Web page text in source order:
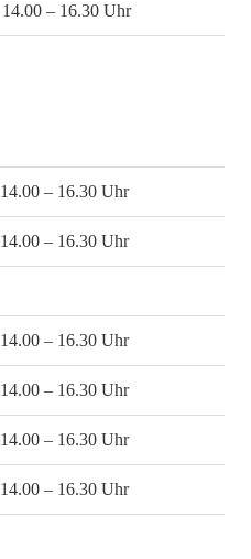
14.00 – 16.30 Uhr
14.00 – 16.30 Uhr
14.00 – 16.30 Uhr
14.00 – 16.30 Uhr
14.00 – 16.30 Uhr
14.00 – 16.30 Uhr
14.00 – 16.30 Uhr